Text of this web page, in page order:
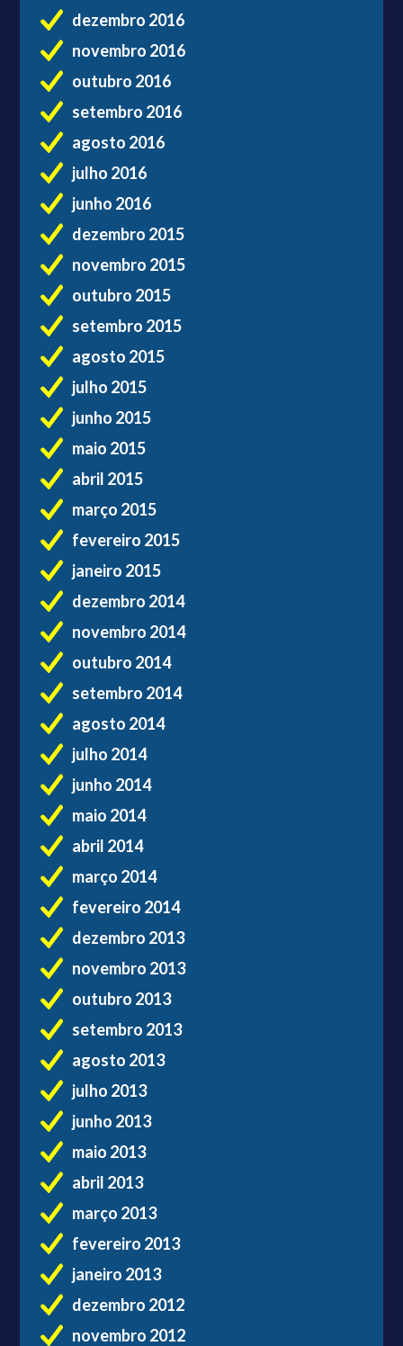
dezembro 2016
novembro 2016
outubro 2016
setembro 2016
agosto 2016
julho 2016
junho 2016
dezembro 2015
novembro 2015
outubro 2015
setembro 2015
agosto 2015
julho 2015
junho 2015
maio 2015
abril 2015
março 2015
fevereiro 2015
janeiro 2015
dezembro 2014
novembro 2014
outubro 2014
setembro 2014
agosto 2014
julho 2014
junho 2014
maio 2014
abril 2014
março 2014
fevereiro 2014
dezembro 2013
novembro 2013
outubro 2013
setembro 2013
agosto 2013
julho 2013
junho 2013
maio 2013
abril 2013
março 2013
fevereiro 2013
janeiro 2013
dezembro 2012
novembro 2012